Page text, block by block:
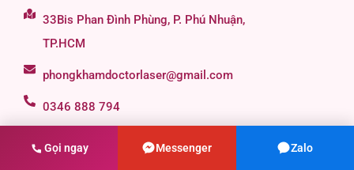
33Bis Phan Đình Phùng, P. Phú Nhuận,
TP.HCM
phongkhamdoctorlaser@gmail.com
0346 888 794
Gọi ngay Messenger Zalo